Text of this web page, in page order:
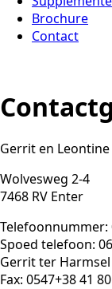
Brochure
Contact
Gerrit en
Wolvesweg 2-4
7468 RV Enter
Telefoonnummer:
Spoed telefoon:
Gerrit ter Harmsel
Fax: 0547+38 41 80